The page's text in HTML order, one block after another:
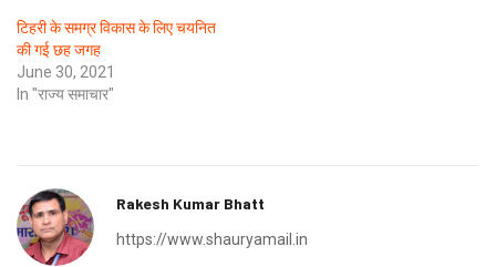
टिहरी के समग्र विकास के लिए चयनित
की गई छह जगह
June 30, 2021
In "राज्य समाचार"
Rakesh Kumar Bhatt
https://www.shauryamail.in